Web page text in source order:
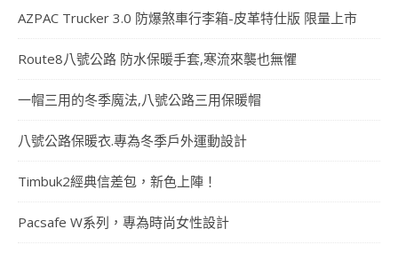
AZPAC Trucker 3.0 防爆煞車行李箱-皮革特仕版 限量上市
Route8八號公路 防水保暖手套,寒流來襲也無懼
一帽三用的冬季魔法,八號公路三用保暖帽
八號公路保暖衣.專為冬季戶外運動設計
Timbuk2經典信差包，新色上陣！
Pacsafe W系列，專為時尚女性設計